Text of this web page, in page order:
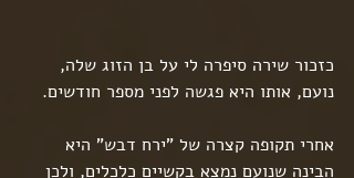
כזכור שירה סיפרה לי על בן הזוג שלה,
נועם, אותו היא פגשה לפני מספר חודשים.
אחרי תקופה קצרה של "ירח דבש" היא
הבינה שנועם נמצא בקשיים כלכלים, ולכן